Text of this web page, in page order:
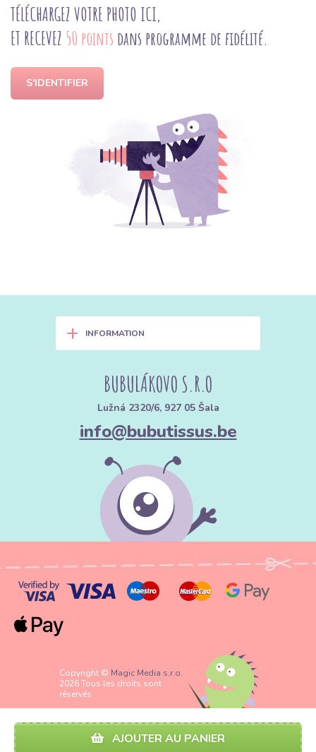
AJOUTER AU PANIER
TÉLÉCHARGEZ VOTRE PHOTO ICI,
ET RECEVEZ 50 points dans programme de fidélité.
S'IDENTIFIER
+ INFORMATION
BUBULÁKOVO S.R.O
Lužná 2320/6, 927 05 Šala
info@bubutissus.be
Copyright © Magic Media s.r.o.
2026 Tous les droits sont
réservés